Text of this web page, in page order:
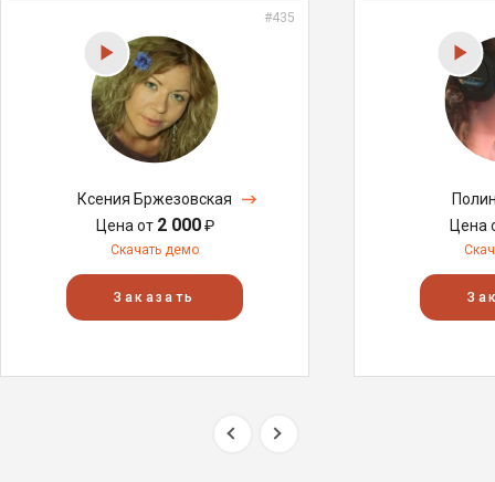
#435
Ксения Бржезовская
Цена от 2 000₽
Скачать демо
Заказать
Цена